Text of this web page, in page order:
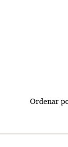
Ordenar